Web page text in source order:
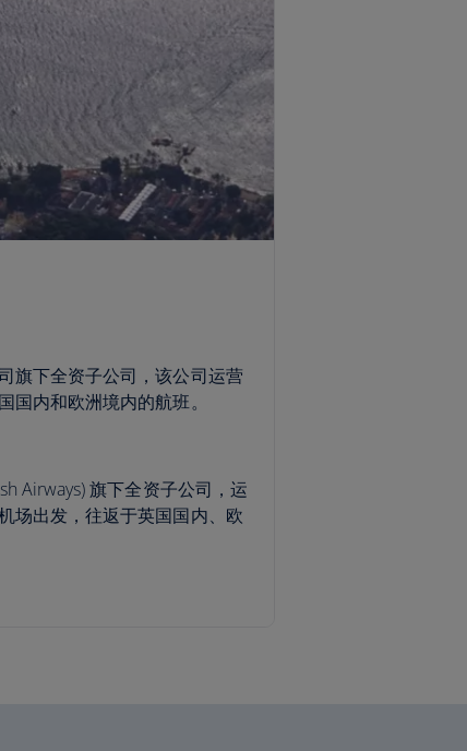
旗下全资子公司，该公司运营
国内和欧洲境内的航班。
Airways) 旗下全资子公司，运
场出发，往返于英国国内、欧